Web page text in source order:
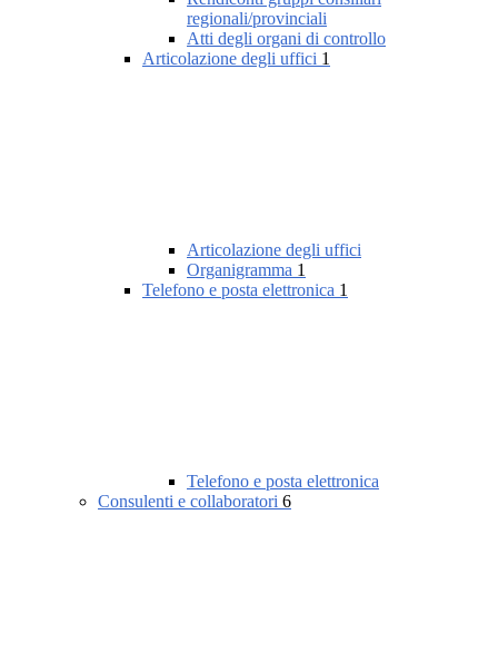
regionali/provinciali
Atti degli organi di controllo
Articolazione degli uffici 1
Articolazione degli uffici
Organigramma 1
Telefono e posta elettronica 1
Telefono e posta elettronica
Consulenti e collaboratori 6